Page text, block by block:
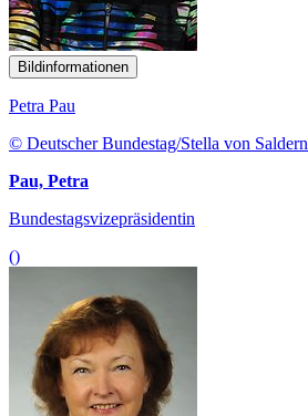
Bildinformationen
Petra Pau
© Deutscher Bundestag/Stella von Saldern
Pau, Petra
Bundestagsvizepräsidentin
()